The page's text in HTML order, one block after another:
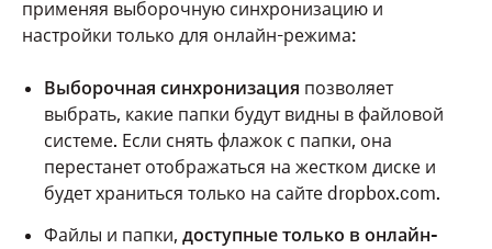
применяя выборочную синхронизацию и
настройки только для онлайн-режима:
Выборочная синхронизация позволяет
выбрать, какие папки будут видны в файловой
системе. Если снять флажок с папки, она
перестанет отображаться на жестком диске и
будет храниться только на сайте dropbox.com.
Файлы и папки, доступные только в онлайн-